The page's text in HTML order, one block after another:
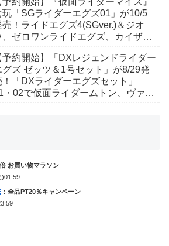
玩「SGライダーエグズ01」が10/5
売！ライドエグズ4(SGver.)＆ジオ
、ゼロワンライドエグズ、カイザ、
予約開始】「DXレジェンドライダー
グズ ゼッツ＆1号セット」が8/29発
！「DXライダーエグズセット」
・02で仮面ライダームトン、ヴァン
お買い物マラソン
)01:59
：全品PT20％キャンペーン